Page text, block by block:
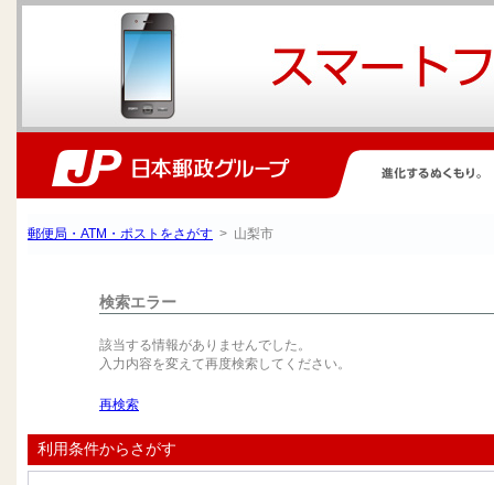
郵便局・ATM・ポストをさがす > 山梨市
検索エラー
該当する情報がありませんでした。
入力内容を変えて再度検索してください。
再検索
利用条件からさがす